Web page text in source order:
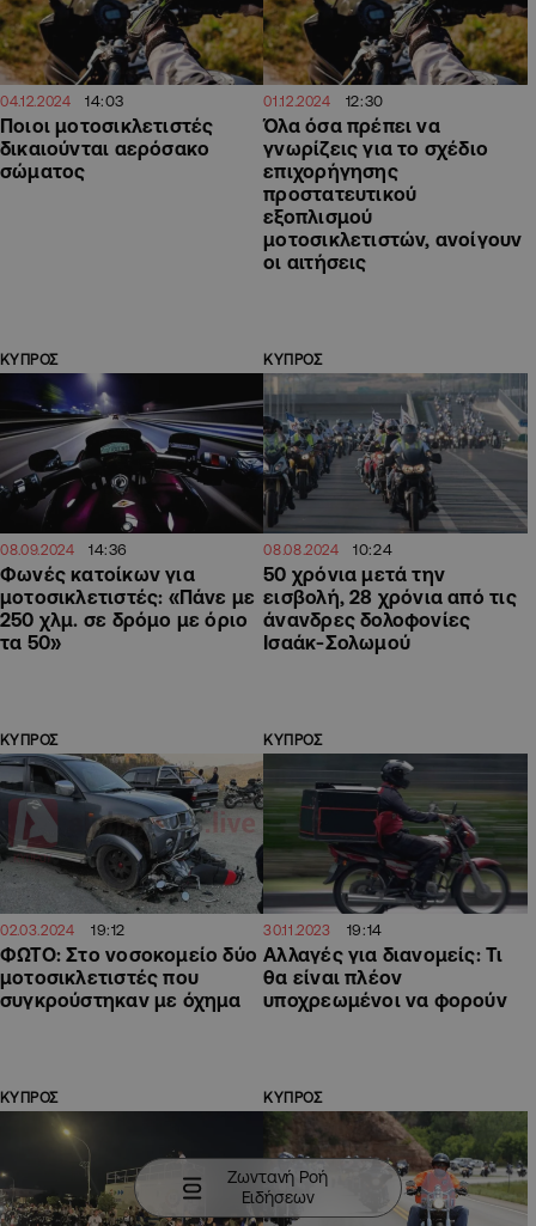
04.12.2024 14:03
Ποιοι μοτοσικλετιστές
δικαιούνται αερόσακο
σώματος
01.12.2024 12:30
Όλα όσα πρέπει να
γνωρίζεις για το σχέδιο
επιχορήγησης
προστατευτικού
εξοπλισμού
μοτοσικλετιστών, ανοίγουν
οι αιτήσεις
ΚΥΠΡΟΣ
08.09.2024 14:36
Φωνές κατοίκων για
μοτοσικλετιστές: «Πάνε με
250 χλμ. σε δρόμο με όριο
τα 50»
ΚΥΠΡΟΣ
08.08.2024 10:24
50 χρόνια μετά την
εισβολή, 28 χρόνια από τις
άνανδρες δολοφονίες
Ισαάκ-Σολωμού
ΚΥΠΡΟΣ
02.03.2024 19:12
ΦΩΤΟ: Στο νοσοκομείο δύο
μοτοσικλετιστές που
συγκρούστηκαν με όχημα
ΚΥΠΡΟΣ
30.11.2023 19:14
Αλλαγές για διανομείς: Τι
θα είναι πλέον
υποχρεωμένοι να φορούν
ΚΥΠΡΟΣ ΚΥΠΡΟΣ
Ζωντανή Ροή
Ειδήσεων